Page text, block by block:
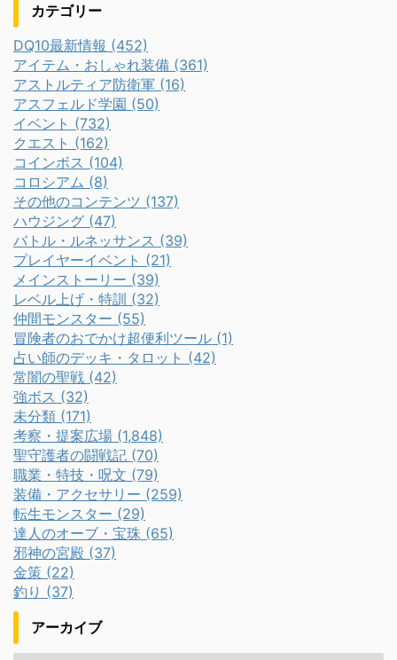
カテゴリー
DQ10最新情報 (452)
アイテム・おしゃれ装備 (361)
アストルティア防衛軍 (16)
アスフェルド学園 (50)
イベント (732)
クエスト (162)
コインボス (104)
コロシアム (8)
その他のコンテンツ (137)
ハウジング (47)
バトル・ルネッサンス (39)
プレイヤーイベント (21)
メインストーリー (39)
レベル上げ・特訓 (32)
仲間モンスター (55)
冒険者のおでかけ超便利ツール (1)
占い師のデッキ・タロット (42)
常闇の聖戦 (42)
強ボス (32)
未分類 (171)
考察・提案広場 (1,848)
聖守護者の闘戦記 (70)
職業・特技・呪文 (79)
装備・アクセサリー (259)
転生モンスター (29)
達人のオーブ・宝珠 (65)
邪神の宮殿 (37)
金策 (22)
釣り (37)
アーカイブ